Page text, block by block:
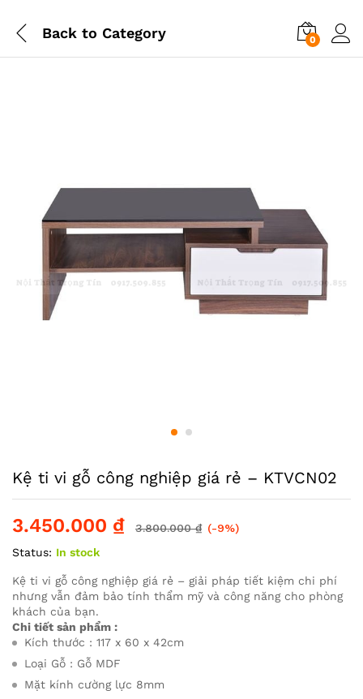
Back to Category 0
Kệ ti vi gỗ công nghiệp giá rẻ – KTVCN02
3.450.000 ₫ 3.800.000₫ (-9%)
Status: In stock
Kệ ti vi gỗ công nghiệp giá rẻ – giải pháp tiết kiệm chi phí
nhưng vẫn đảm bảo tính thẩm mỹ và công năng cho phòng
khách của bạn.
Chi tiết sản phẩm :
Kích thước : 117 x 60 x 42cm
Loại Gỗ : Gỗ MDF
Mặt kính cường lực 8mm